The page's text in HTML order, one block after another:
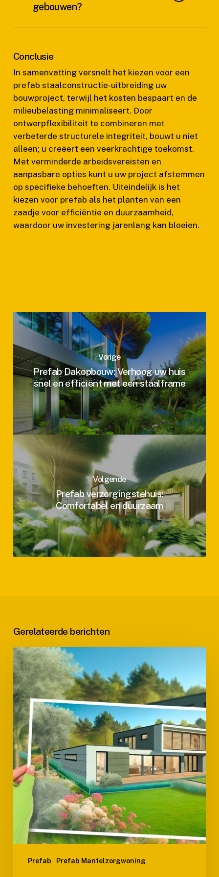
materiaalspecificaties. U dient de richtlijnen van
gebouwen?
isolatie onderhouden, controleren op roest en
goed functioneren. Regelmatig schoonmaken
en af en toe opnieuw schilderen kan ook helpen
om de integriteit en het uiterlijk van de structuur
te behouden.
Conclusie
In samenvatting versnelt het kiezen voor een
prefab staalconstructie-uitbreiding uw
bouwproject, terwijl het kosten bespaart en de
milieubelasting minimaliseert. Door
ontwerpflexibiliteit te combineren met
verbeterde structurele integriteit, bouwt u niet
alleen; u creëert een veerkrachtige toekomst.
Met verminderde arbeidsvereisten en
aanpasbare opties kunt u uw project afstemmen
op specifieke behoeften. Uiteindelijk is het
kiezen voor prefab als het planten van een
zaadje voor efficiëntie en duurzaamheid,
waardoor uw investering jarenlang kan bloeien.
Vorige
Prefab Dakopbouw: Verhoog uw huis
snel en efficiënt met een staalframe
Volgende
Prefab verzorgingstehuis:
Comfortabel en duurzaam
Gerelateerde berichten
Prefab Prefab Mantelzorgwoning
Prefab
Verzorgingshuis:
Zorgeloos
Gebouw
Met
Prefab